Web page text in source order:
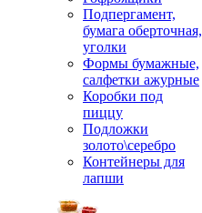
Подпергамент,
бумага оберточная,
уголки
Формы бумажные,
салфетки ажурные
Коробки под
пиццу
Подложки
золото\серебро
Контейнеры для
лапши